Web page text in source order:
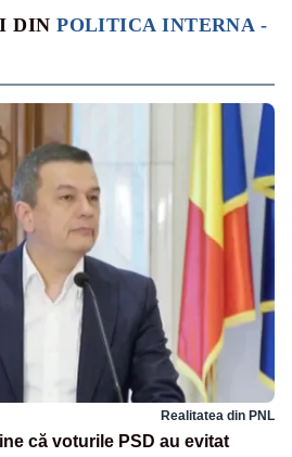
DINPOLITICA INTERNA -
Realitatea din PNL
că voturile PSD au evitat